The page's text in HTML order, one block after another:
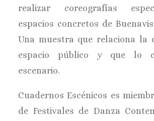
realizar coreografías
espacios concretos de
Una muestra que relaciona la
espacio público y que lo
escenario.
Cuadernos Escénicos es
de Festivales de Danza